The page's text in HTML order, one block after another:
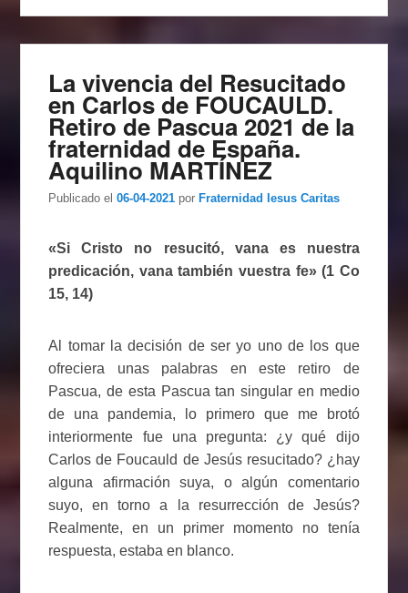
La vivencia del Resucitado
en Carlos de FOUCAULD.
Retiro de Pascua 2021 de la
fraternidad de España.
Aquilino MARTÍNEZ
Publicado el 06-04-2021 porFraternidad Iesus Caritas
«Si Cristo no resucitó, vana es nuestra
predicación, vana también vuestra fe» (1 Co
15, 14)
Al tomar la decisión de ser yo uno de los que
ofreciera unas palabras en este retiro de
Pascua, de esta Pascua tan singular en medio
de una pandemia, lo primero que me brotó
interiormente fue una pregunta: ¿y qué dijo
Carlos de Foucauld de Jesús resucitado? ¿hay
alguna afirmación suya, o algún comentario
suyo, en torno a la resurrección de Jesús?
Realmente, en un primer momento no tenía
respuesta, estaba en blanco.